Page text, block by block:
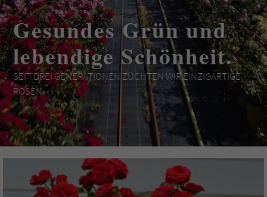
Gesundes Grün und
lebendige Schönheit.
SEIT DREI GENERATIONEN ZÜCHTEN WIR EINZIGARTIGE
ROSEN.